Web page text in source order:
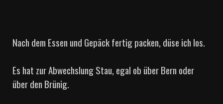
Nach dem Essen und Gepäck fertig packen, düse ich los.
Es hat zur Abwechslung Stau, egal ob über Bern oder
über den Brünig.